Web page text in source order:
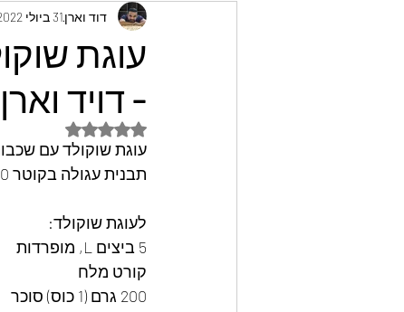
עוגת
- דויד וארן
דוד וארן31 ביולי 2022
דירוג של NaN מתוך 5 כוכבים
עוגת שוקולד עם
תבנית עגולה בקוטר 20 ס"מ
לעוגת שוקולד:
5 ביצים L, מופרדות
קורט מלח
200 גרם (1 כוס) סוכר